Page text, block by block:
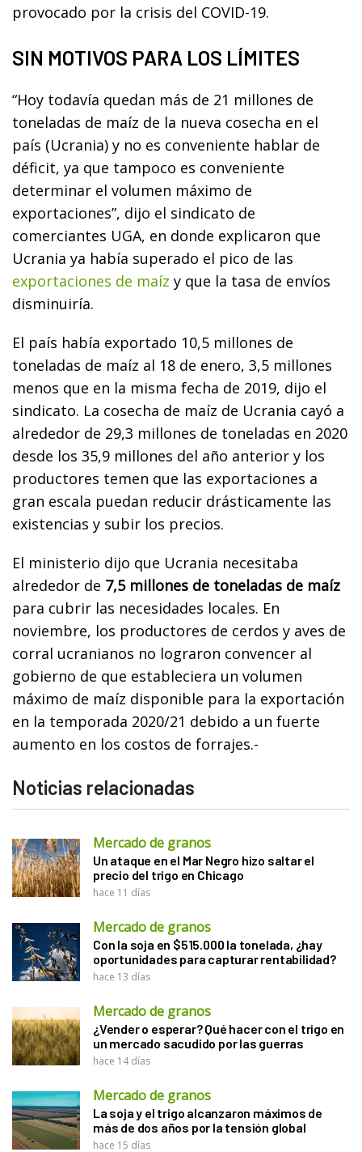
provocado por la crisis del COVID-19.
SIN MOTIVOS PARA LOS LÍMITES
“Hoy todavía quedan más de 21 millones de
toneladas de maíz de la nueva cosecha en el
país (Ucrania) y no es conveniente hablar de
déficit, ya que tampoco es conveniente
determinar el volumen máximo de
exportaciones”, dijo el sindicato de
comerciantes UGA, en donde explicaron que
Ucrania ya había superado el pico de las
exportaciones de maíz y que la tasa de envíos
disminuiría.
El país había exportado 10,5 millones de
toneladas de maíz al 18 de enero, 3,5 millones
menos que en la misma fecha de 2019, dijo el
sindicato. La cosecha de maíz de Ucrania cayó a
alrededor de 29,3 millones de toneladas en 2020
desde los 35,9 millones del año anterior y los
productores temen que las exportaciones a
gran escala puedan reducir drásticamente las
existencias y subir los precios.
El ministerio dijo que Ucrania necesitaba
alrededor de 7,5 millones de toneladas de maíz
para cubrir las necesidades locales. En
noviembre, los productores de cerdos y aves de
corral ucranianos no lograron convencer al
gobierno de que estableciera un volumen
máximo de maíz disponible para la exportación
en la temporada 2020/21 debido a un fuerte
aumento en los costos de forrajes.-
Noticias relacionadas
Mercado de granos
Un ataque en el Mar Negro hizo saltar el
precio del trigo en Chicago
hace 11 días
Mercado de granos
Con la soja en $515.000 la tonelada, ¿hay
oportunidades para capturar rentabilidad?
hace 13 días
Mercado de granos
¿Vender o esperar? Qué hacer con el trigo en
un mercado sacudido por las guerras
hace 14 días
Mercado de granos
La soja y el trigo alcanzaron máximos de
más de dos años por la tensión global
hace 15 días